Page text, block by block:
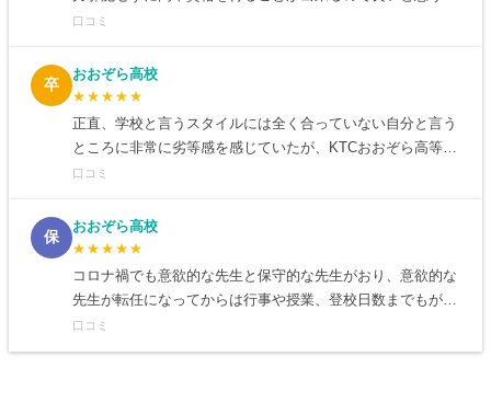
反対に自分がどうしたらよいか、色々と決めかねていたり、
体性・自律性が強く求められる通信制高校は向かないだろう
と思う。 / 【学習環境】一番は、子の芸能活動に理解がある
環境であったことが挙げられる。変わった子でも受け入れる
環境は素晴らしい。公立校は何かと「普通」が重んじられ、
うに、わけのわからない是非論を押し付けてくることなく、
授業出席数、レポート評価、テスト結果といったことだけに
注力して対応してくれるのでとても良い。また、生徒を見た
目だけで判断しない点は大変良い。 / 【自宅学習】出席、レ
ポート提出、テスト受験など、学校でやっていること全てが
保護者にも端末でアクセスすることにより定期的に反映され
口コミ
卒
おおぞら高校
★★★★★
正直、学校と言うスタイルには全く合っていない自分と言う
ところに非常に劣等感を感じていたが、KTCおおぞら高等学
校で卒業までできたことは私としては本当に嬉しかった。周
では少し怠けているように見えるような人であっても合う校
風であると思う / 【学習環境】オンデマンドの授業もあり、
自身のペースで単位が取れる。その上でサポートがしっかり
としており、リアルタイム授業と自習であるオンデマンドの
口コミ
保
おおぞら高校
★★★★★
コロナ禍でも意欲的な先生と保守的な先生がおり、意欲的な
先生が転任になってからは行事や授業、登校日数までもがか
なり制限されてしまったことがとても残念でした。ですが、
口コミ